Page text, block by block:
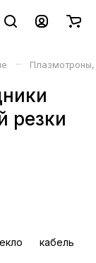
–
резки
кабель